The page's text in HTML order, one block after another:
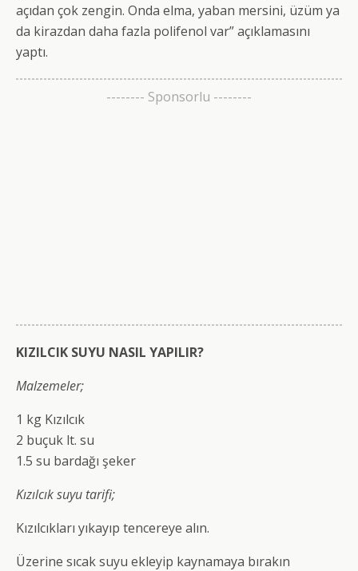
açıdan çok zengin. Onda elma, yaban mersini, üzüm ya
da kirazdan daha fazla polifenol var” açıklamasını
yaptı.
-------- Sponsorlu --------
KIZILCIK SUYU NASIL YAPILIR?
Malzemeler;
1 kg Kızılcık
2 buçuk lt. su
1.5 su bardağı şeker
Kızılcık suyu tarifi;
Kızılcıkları yıkayıp tencereye alın.
Üzerine sıcak suyu ekleyip kaynamaya bırakın